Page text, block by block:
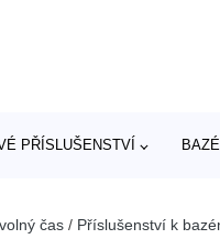
PŘÍSLUŠENSTVÍ
čas / Příslušenství k